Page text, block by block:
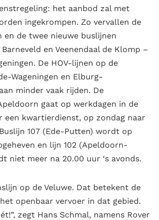
het aanbod zal met
ingekrompen. Zo vervallen de
en de twee nieuwe buslijnen
en Veenendaal de Klomp –
De HOV-lijnen op de
Wageningen en Elburg-
minder vaak rijden. De
gaat op werkdagen in de
een kwartierdienst, op zondag naar
107 (Ede-Putten) wordt op
en lijn 102 (Apeldoorn-
niet meer na 20.00 uur ‘s avonds.
op de Veluwe. Dat betekent de
openbaar vervoer in dat gebied.
zegt Hans Schmal, namens Rover